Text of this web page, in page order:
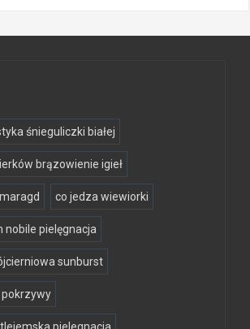
śnieguliczki białej
brązowienie igieł
co jedza wiewiorki
nobile pielęgnacja
sunburst